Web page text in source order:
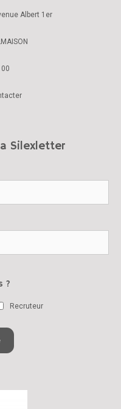
Albert 1er
Silexletter
?
Recruteur